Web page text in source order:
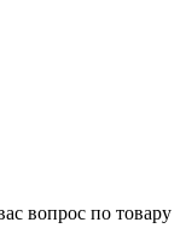
вопрос по товару